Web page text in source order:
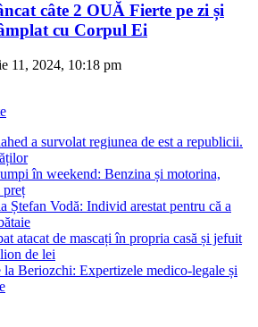
câte 2 OUĂ Fierte pe zi și
cu Corpul Ei
11, 2024, 10:18 pm
a survolat regiunea de est a republicii.
în weekend: Benzina și motorina,
preț
Vodă: Individ arestat pentru că a
atacat de mascați în propria casă și jefuit
de lei
Beriozchi: Expertizele medico-legale și